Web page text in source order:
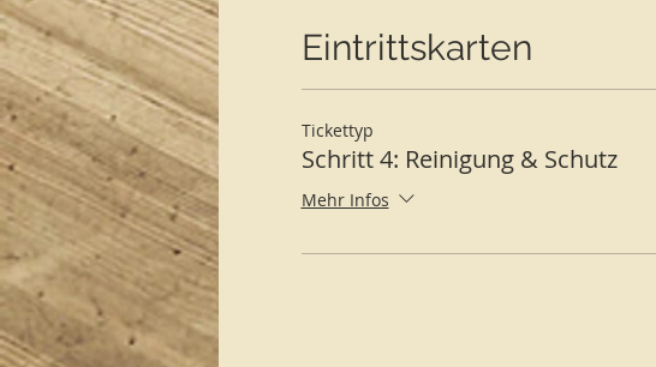
Übersicht Übernachtungskosten
eigenes Zelt: 20,- € pro Nacht,
eigenes Wohnmobil: 20,- € pro
eigene
Diese Kosten verstehen sich für die
Eintrittskarten
Tickettyp
Schritt 4: Reinigung & Schutz
Mehr Infos